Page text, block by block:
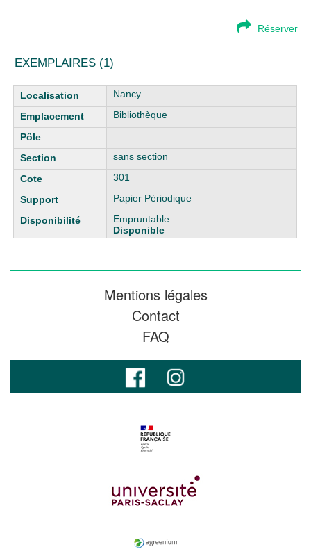
Réserver
EXEMPLAIRES (1)
Liste des exemplaires
Nancy
Bibliothèque
sans section
301
Papier Périodique
Empruntable
Disponible
Mentions légales
Contact
FAQ